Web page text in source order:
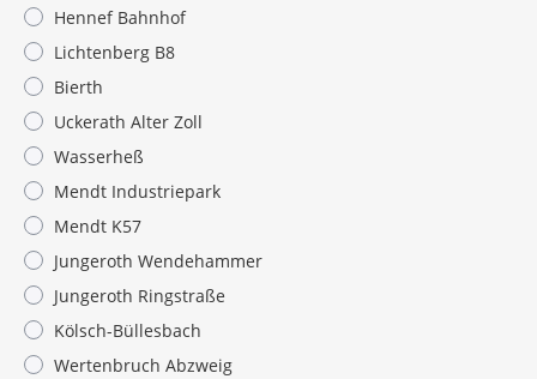
Hennef Bahnhof
Lichtenberg B8
Bierth
Uckerath Alter Zoll
Wasserheß
Mendt Industriepark
Mendt K57
Jungeroth Wendehammer
Jungeroth Ringstraße
Kölsch-Büllesbach
Wertenbruch Abzweig